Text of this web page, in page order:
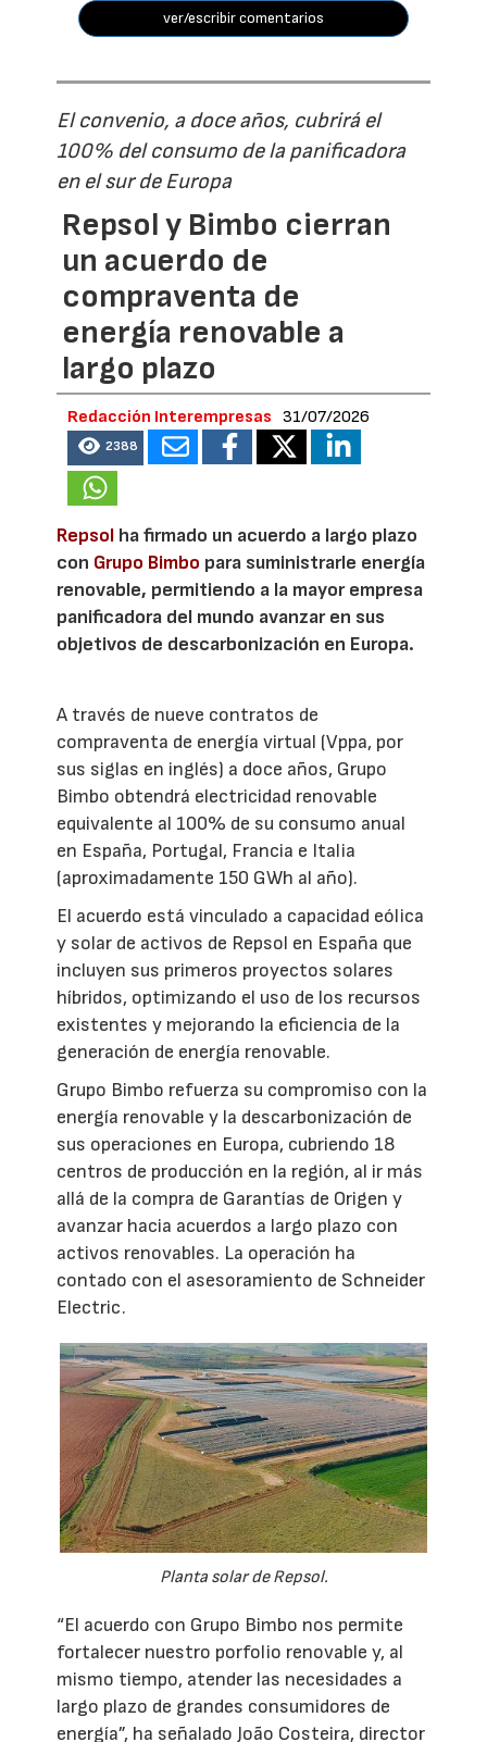
ver/escribir comentarios
El convenio, a doce años, cubrirá el
100% del consumo de la panificadora
en el sur de Europa
Repsol y Bimbo cierran
un acuerdo de
compraventa de
energía renovable a
largo plazo
Redacción Interempresas 31/07/2026
2388
Repsol ha firmado un acuerdo a largo plazo
con Grupo Bimbo para suministrarle energía
renovable, permitiendo a la mayor empresa
panificadora del mundo avanzar en sus
objetivos de descarbonización en Europa.
A través de nueve contratos de
compraventa de energía virtual (Vppa, por
sus siglas en inglés) a doce años, Grupo
Bimbo obtendrá electricidad renovable
equivalente al 100% de su consumo anual
en España, Portugal, Francia e Italia
(aproximadamente 150 GWh al año).
El acuerdo está vinculado a capacidad eólica
y solar de activos de Repsol en España que
incluyen sus primeros proyectos solares
híbridos, optimizando el uso de los recursos
existentes y mejorando la eficiencia de la
generación de energía renovable.
Grupo Bimbo refuerza su compromiso con la
energía renovable y la descarbonización de
sus operaciones en Europa, cubriendo 18
centros de producción en la región, al ir más
allá de la compra de Garantías de Origen y
avanzar hacia acuerdos a largo plazo con
activos renovables. La operación ha
contado con el asesoramiento de Schneider
Electric.
Planta solar de Repsol.
“El acuerdo con Grupo Bimbo nos permite
fortalecer nuestro porfolio renovable y, al
mismo tiempo, atender las necesidades a
largo plazo de grandes consumidores de
energía”, ha señalado João Costeira, director